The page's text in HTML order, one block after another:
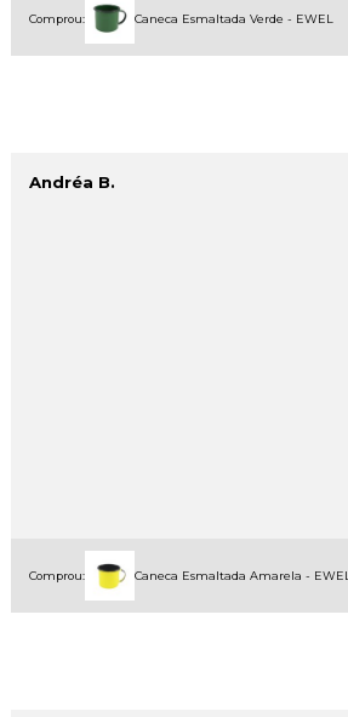
Comprou: Caneca Esmaltada Verde - EWEL
Andréa B.
Comprou: Caneca Esmaltada Amarela - EWEL